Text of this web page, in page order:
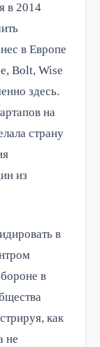
в 2014
в Европе
Bolt, Wise
здесь.
на
страну
из
в
в
как
не